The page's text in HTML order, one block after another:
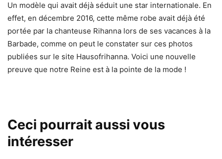
Un modèle qui avait déjà séduit une star internationale. En
effet, en décembre 2016, cette même robe avait déjà été
portée par la chanteuse Rihanna lors de ses vacances à la
Barbade, comme on peut le constater sur ces photos
publiées sur le site Hausofrihanna. Voici une nouvelle
preuve que notre Reine est à la pointe de la mode !
Ceci pourrait aussi vous
intéresser